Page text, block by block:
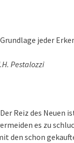
jeder
Pestalozzi
Reiz des Neuen
es zu
den schon